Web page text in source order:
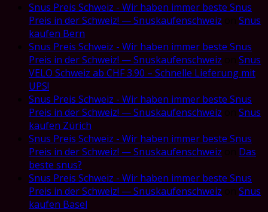
Snus Preis Schweiz - Wir haben immer beste Snus
Preis in der Schweiz! — Snuskaufenschweiz
Snus
kaufen Bern
Snus Preis Schweiz - Wir haben immer beste Snus
Preis in der Schweiz! — Snuskaufenschweiz
Snus
VELO Schweiz ab CHF 3.90 – Schnelle Lieferung mit
UPS!
Snus Preis Schweiz - Wir haben immer beste Snus
Preis in der Schweiz! — Snuskaufenschweiz
Snus
kaufen Zürich
Snus Preis Schweiz - Wir haben immer beste Snus
Preis in der Schweiz! — Snuskaufenschweiz
Das
beste snus?
Snus Preis Schweiz - Wir haben immer beste Snus
Preis in der Schweiz! — Snuskaufenschweiz
Snus
kaufen Basel